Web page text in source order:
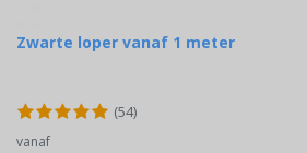
Zwarte loper vanaf 1 meter
(54)
vanaf